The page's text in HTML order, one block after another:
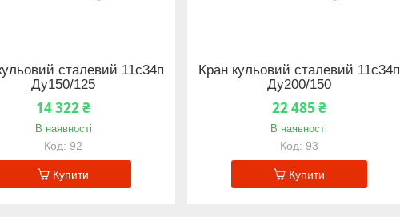
сталевий 11с34п
Ду150/125
14 322 ₴
В наявності
92
Купити
Кран кульовий сталевий 11с34п
Ду200/150
22 485 ₴
В наявності
93
Купити